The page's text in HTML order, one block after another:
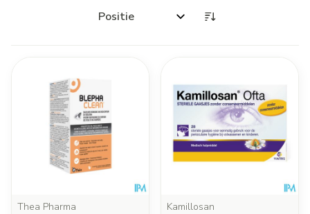
Sorteer op:
Thea Pharma
Kamillosan